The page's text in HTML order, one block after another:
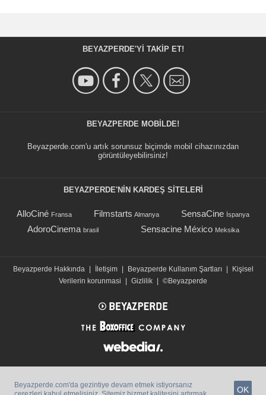
BEYAZPERDE'YI TAKIP ET!
BEYAZPERDE MOBILDE!
Beyazperde.com'u artık sorunsuz biçimde mobil cihazınızdan
görüntüleyebilirsiniz!
BEYAZPERDE'NIN KARDEŞ SİTELERİ
AlloCiné Fransa Filmstarts Almanya SensaCine İspanya
AdoroCinema brasil Sensacine México Meksika
Beyazperde Hakkında İletişim Beyazperde Kullanım Şartları
Kişisel
Verilerin korunmasi
Gizlilik ©Beyazperde
Beyazperde.com'da gezintiye devam etmek istiyorsanız
OK